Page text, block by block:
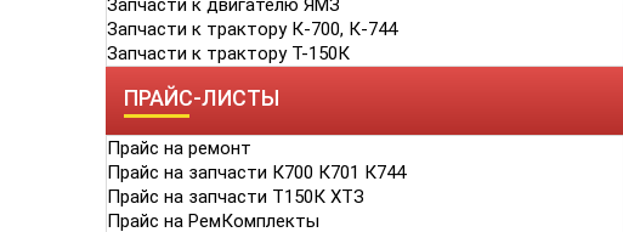
Запчасти к двигателю ЯМЗ
Запчасти к трактору К-700, К-744
Запчасти к трактору Т-150К
ПРАЙС-ЛИСТЫ
Прайс на ремонт
Прайс на запчасти К700 К701 К744
Прайс на запчасти Т150К ХТЗ
Прайс на РемКомплекты